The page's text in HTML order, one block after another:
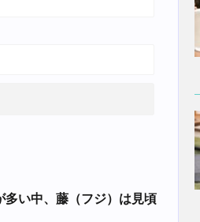
い中、藤（フジ）は見頃